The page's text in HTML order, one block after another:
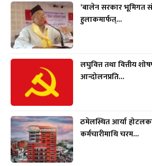
‘बालेन सरकार भूमिगत
हुलाकमार्फत्...
लघुवित्त तथा वित्तीय
आन्दोलनप्रति...
ठमेलस्थित आर्या
कर्मचारीमाथि चरम...